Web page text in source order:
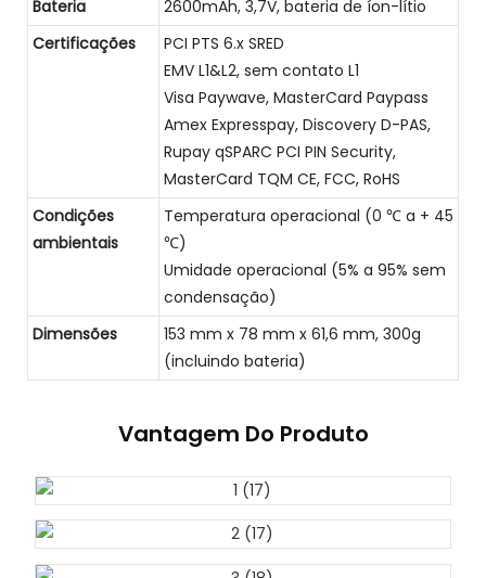
Bateria
2600mAh, 3,7V, bateria de íon-lítio
Certificações
PCI PTS 6.x SRED
EMV L1&L2, sem contato L1
Visa Paywave, MasterCard Paypass
Amex Expresspay, Discovery D-PAS,
Rupay qSPARC PCI PIN Security,
MasterCard TQM CE, FCC, RoHS
Condições
ambientais
Temperatura operacional (0 ℃ a + 45
℃)
Umidade operacional (5% a 95% sem
condensação)
Dimensões
153 mm x 78 mm x 61,6 mm, 300g
(incluindo bateria)
Vantagem Do Produto